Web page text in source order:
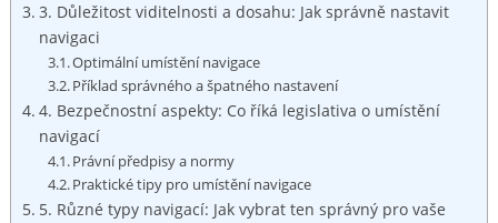
3. Důležitost viditelnosti a dosahu: Jak správně nastavit
navigaci
Optimální umístění navigace
Příklad správného a špatného nastavení
4. Bezpečnostní aspekty: Co říká legislativa o umístění
navigací
Právní předpisy‍ a normy
Praktické tipy pro ⁣umístění navigace
5. Různé typy navigací: Jak vybrat ten správný pro vaše